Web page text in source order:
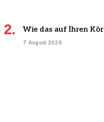
Wie das auf Ihren
7 August 2026